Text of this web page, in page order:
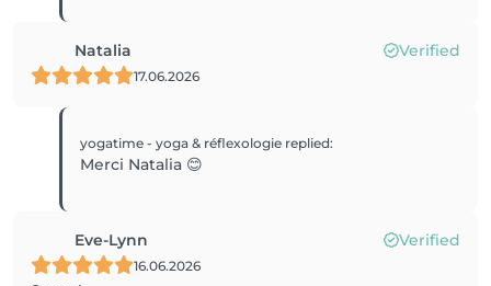
Natalia Verified
17.06.2026
yogatime - yoga & réflexologie replied:
Merci Natalia 😊
Eve-Lynn Verified
16.06.2026